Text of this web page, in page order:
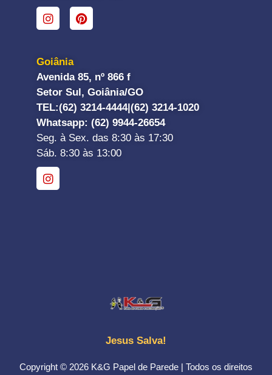
Goiânia
Avenida 85, nº 866 f
Setor Sul, Goiânia/GO
TEL:(62) 3214-4444| (62) 3214-1020
Whatsapp: (62) 9944-26654
Seg. à Sex. das 8:30 às 17:30
Sáb. 8:30 às 13:00
Jesus Salva!
Copyright © 2026 K&G Papel de Parede | Todos os direitos